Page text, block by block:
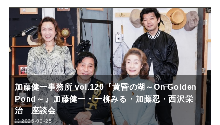
加藤健一事務所 vol.120『黄昏の湖～On Golden
Pond～』加藤健一・一柳みる・加藤忍・西沢栄
治 座談会
2025-03-25